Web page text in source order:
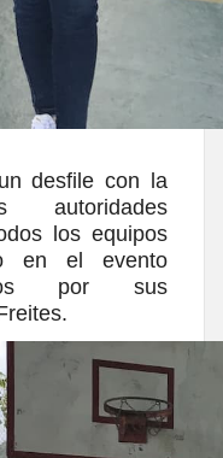
desfile con la
autoridades
los equipos
en el evento
por sus